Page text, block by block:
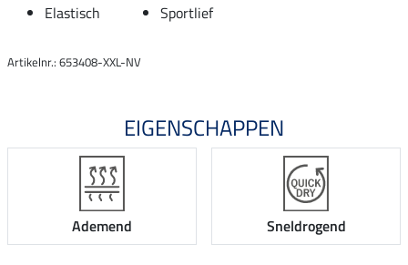
Elastisch
Sportlief
Artikelnr.: 653408-XXL-NV
EIGENSCHAPPEN
Ademend Sneldrogend